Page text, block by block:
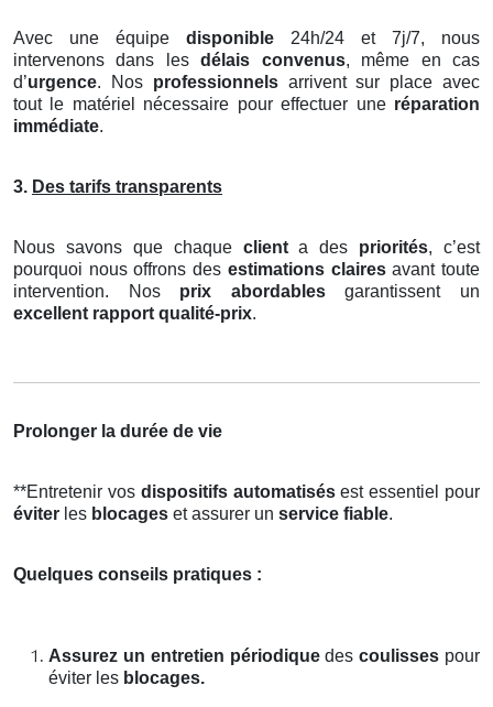
Avec une équipe disponible 24h/24 et 7j/7, nous
intervenons dans lesdélais convenus, même en cas
d’urgence. Nos professionnelsarrivent sur place avec
tout le matériel nécessaire pour effectuer une réparation
immédiate.
3. Des tarifs transparents
Nous savons que chaque clienta des priorités, c’est
pourquoi nous offrons des estimations clairesavant toute
intervention. Nos prix abordablesgarantissent un
excellent rapport qualité-prix.
Prolonger la durée de vie
**Entretenir vos dispositifs automatisésest essentiel pour
éviter les blocages et assurer un service fiable.
Quelques conseils pratiques :
Assurez un entretien périodiquedescoulisses pour
éviter les blocages.